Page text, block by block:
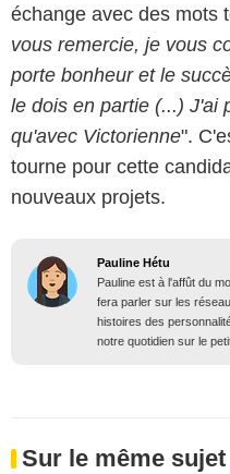
échange avec des mots
vous remercie, je vous
porte bonheur et le
le dois en partie (...) J'ai
qu'avec Victorienne".
tourne pour cette
nouveaux projets.
Pauline Hétu
Pauline est à l'affût du
fera parler sur les
histoires des
notre quotidien sur le
Sur le même sujet